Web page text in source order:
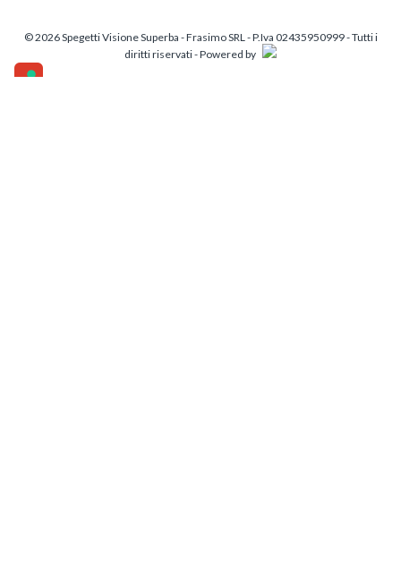
© 2026 Spegetti Visione Superba - Frasimo SRL - P.Iva 02435950999 - Tutti i
diritti riservati - Powered by